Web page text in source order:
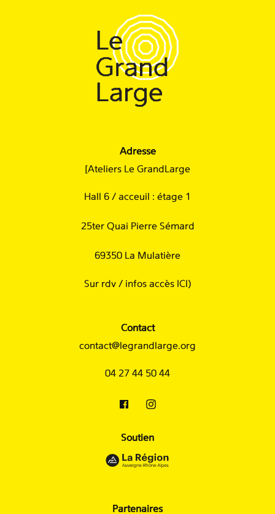
Adresse
[Ateliers Le GrandLarge
Hall 6 / acceuil : étage 1
25ter Quai Pierre Sémard
69350 La Mulatière
Sur rdv / infos accès ICI )
Contact
contact@legrandlarge.org
04 27 44 50 44
Soutien
Partenaires